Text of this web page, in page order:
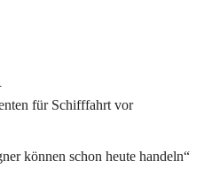
für Schifffahrt vor
können schon heute handeln“